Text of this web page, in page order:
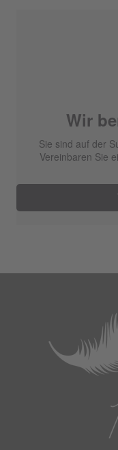
Wir
Sie sind auf der
Vereinbaren Sie